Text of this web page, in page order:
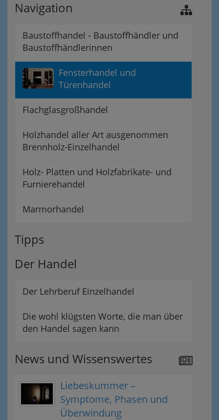
Navigation
Baustoffhandel - Baustoffhändler und
Baustoffhändlerinnen
Fensterhandel und
Türenhandel
Flachglasgroßhandel
Holzhandel aller Art ausgenommen
Brennholz-Einzelhandel
Holz- Platten und Holzfabrikate- und
Furnierehandel
Marmorhandel
Tipps
Der Handel
Der Lehrberuf Einzelhandel
Die wohl klügsten Worte, die man über
den Handel sagen kann
News und Wissenswertes
Liebeskummer –
Symptome, Phasen und
Überwindung